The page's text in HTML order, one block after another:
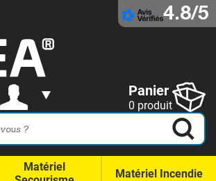
4.8/5
Panier
0 produit
Matériel
Matériel Incendie